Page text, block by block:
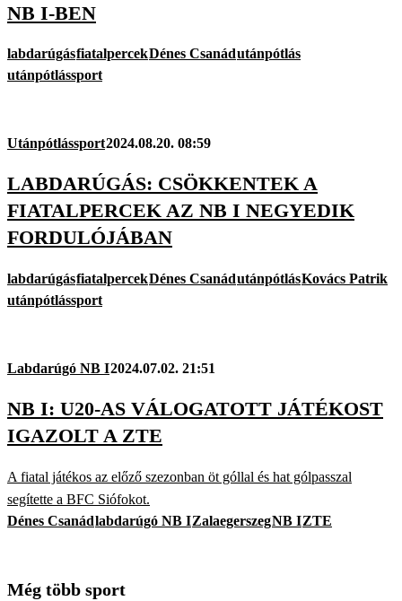
NB I-BEN
labdarúgásfiatalpercekDénes Csanádutánpótlás
utánpótlássport
Utánpótlássport2024.08.20. 08:59
LABDARÚGÁS: CSÖKKENTEK A
FIATALPERCEK AZ NB I NEGYEDIK
FORDULÓJÁBAN
labdarúgásfiatalpercekDénes CsanádutánpótlásKovács Patrik
utánpótlássport
Labdarúgó NB I2024.07.02. 21:51
NB I: U20-AS VÁLOGATOTT JÁTÉKOST
IGAZOLT A ZTE
A fiatal játékos az előző szezonban öt góllal és hat gólpasszal
segítette a BFC Siófokot.
Dénes Csanádlabdarúgó NB IZalaegerszegNB IZTE
Még több sport